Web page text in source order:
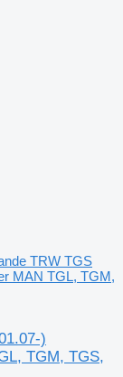
TRW TGS
MAN TGL, TGM,
)
TGM, TGS,